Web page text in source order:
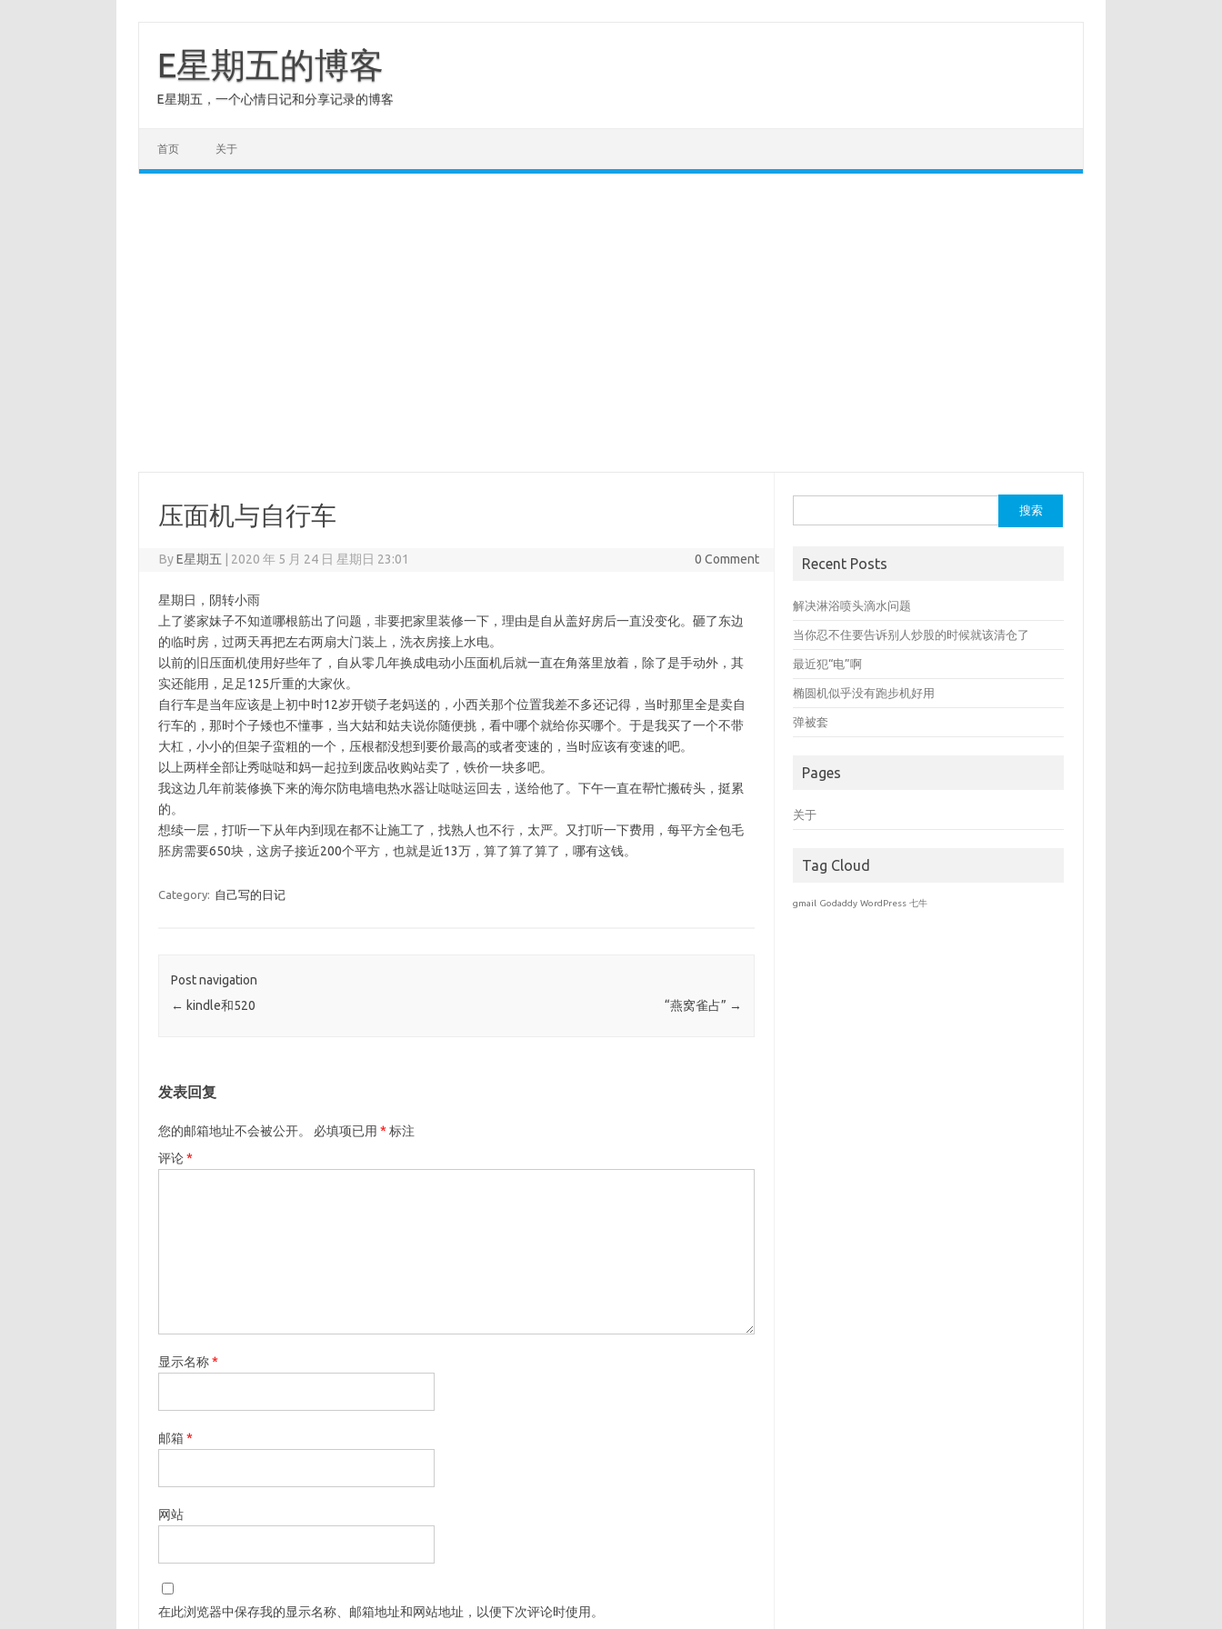
contentE星期五的博客
E星期五，一个心情日记和分享记录的博客
首页 关于
压面机与自行车
ByE星期五 2020 年 5 月 24 日 星期日 23:01 0 Comment
星期日，阴转小雨
上了婆家妹子不知道哪根筋出了问题，非要把家里装修一下，理由是自从盖好房后一直没变化。砸了东边
的临时房，过两天再把左右两扇大门装上，洗衣房接上水电。
以前的旧压面机使用好些年了，自从零几年换成电动小压面机后就一直在角落里放着，除了是手动外，其
实还能用，足足125斤重的大家伙。
自行车是当年应该是上初中时12岁开锁子老妈送的，小西关那个位置我差不多还记得，当时那里全是卖自
行车的，那时个子矮也不懂事，当大姑和姑夫说你随便挑，看中哪个就给你买哪个。于是我买了一个不带
大杠，小小的但架子蛮粗的一个，压根都没想到要价最高的或者变速的，当时应该有变速的吧。
以上两样全部让秀哒哒和妈一起拉到废品收购站卖了，铁价一块多吧。
我这边几年前装修换下来的海尔防电墙电热水器让哒哒运回去，送给他了。下午一直在帮忙搬砖头，挺累
的。
想续一层，打听一下从年内到现在都不让施工了，找熟人也不行，太严。又打听一下费用，每平方全包毛
胚房需要650块，这房子接近200个平方，也就是近13万，算了算了算了，哪有这钱。
Category: 自己写的日记
Post navigation
← kindle和520 “燕窝雀占” →
发表回复
您的邮箱地址不会被公开。 必填项已用 * 标注
评论*
显示名称*
邮箱*
网站
在此浏览器中保存我的显示名称、邮箱地址和网站地址，以便下次评论时使用。
索：
Recent Posts
解决淋浴喷头滴水问题
当你忍不住要告诉别人炒股的时候就该清仓了
最近犯“电”啊
椭圆机似乎没有跑步机好用
弹被套
Pages
关于
Tag Cloud
gmail Godaddy WordPress 七牛